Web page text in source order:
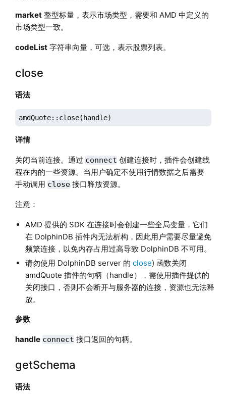
market整型标量，表示市场类型，需要和 AMD 中定义的
市场类型一致。
codeList字符串向量，可选，表示股票列表。
close
语法
amdQuote::close(handle)
详情
关闭当前连接。通过 connect 创建连接时，插件会创建线
程在内的一些资源。当用户确定不使用行情数据之后需要
手动调用 close接口释放资源。
注意：
AMD 提供的 SDK 在连接时会创建一些全局变量，它们
在 DolphinDB 插件内无法析构，因此用户需要尽量避免
频繁连接，以免内存占用过高导致 DolphinDB 不可用。
请勿使用 DolphinDB server 的 close) 函数关闭
amdQuote 插件的句柄（handle），需使用插件提供的
关闭接口，否则不会断开与服务器的连接，资源也无法释
放。
参数
handle connect 接口返回的句柄。
getSchema
语法